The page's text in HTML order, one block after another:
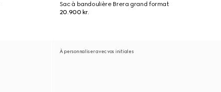
Sac à bandoulière Brera grand format
20.900 kr.
À personnaliser avec vos initiales